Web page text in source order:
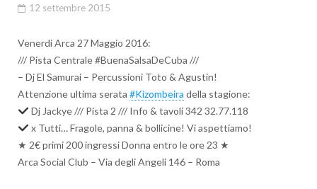
12 settembre 2015
Venerdi Arca 27 Maggio 2016:
/// Pista Centrale #BuenaSalsaDeCuba ///
– Dj El Samurai – Percussioni Toto & Agustin!
Attenzione ultima serata #Kizombeira della stagione:
Dj Jackye /// Pista 2 /// Info & tavoli 342 32.77.118
x Tutti… Fragole, panna & bollicine! Vi aspettiamo!
★ 2€ primi 200 ingressi Donna entro le ore 23 ★
Arca Social Club – Via degli Angeli 146 – Roma